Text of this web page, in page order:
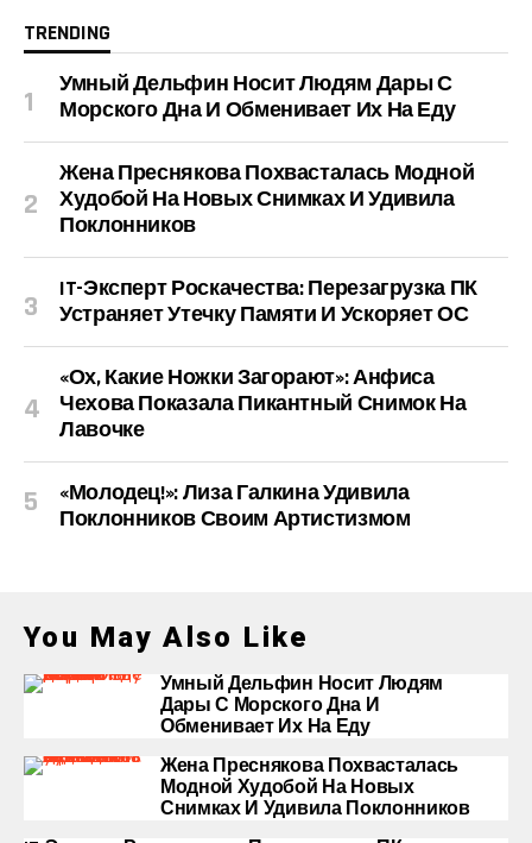
TRENDING
Умный Дельфин Носит Людям Дары С
Морского Дна И Обменивает Их На Еду
Жена Преснякова Похвасталась Модной
Худобой На Новых Снимках И Удивила
Поклонников
IT-Эксперт Роскачества: Перезагрузка ПК
Устраняет Утечку Памяти И Ускоряет ОС
«Ох, Какие Ножки Загорают»: Анфиса
Чехова Показала Пикантный Снимок На
Лавочке
«Молодец!»: Лиза Галкина Удивила
Поклонников Своим Артистизмом
You May Also Like
Умный Дельфин Носит Людям
Дары С Морского Дна И
Обменивает Их На Еду
Жена Преснякова Похвасталась
Модной Худобой На Новых
Снимках И Удивила Поклонников